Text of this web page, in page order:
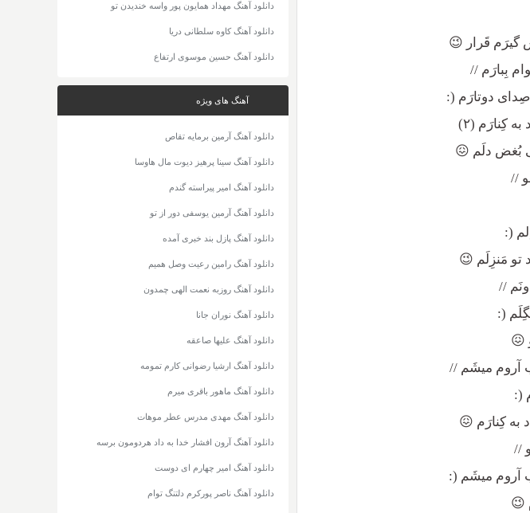
گیرَم قَرار 😉
بِبارَم //
دوتارَم (:
کِنارَم (۲)
بُغض دلَم 😖
//
(:
تو مَنزِلَم 😉
//
(:
😖
آروم میشَم //
(:
به کِنارَم 😖
//
آروم میشَم (:
😉
دانلود آهنگ مهداد همایون پور واسه خندیدن تو
دانلود آهنگ کاوه سلطانی دریا
دانلود آهنگ حسین موسوی ارتفاع
آهنگ های ویژه
دانلود آهنگ آرمین برمایه تقاص
دانلود آهنگ سینا پرهیز دیوت مال هاوسا
دانلود آهنگ امیر پیراسته گندم
دانلود آهنگ آرمین یوسفی دور از تو
دانلود آهنگ پازل بند خبری آمده
دانلود آهنگ رامین رعیت وصل همیم
دانلود آهنگ روزبه نعمت الهی چمدون
دانلود آهنگ نوران جانا
دانلود آهنگ علیها صاعقه
دانلود آهنگ ارشیا رضوانی کارم تمومه
دانلود آهنگ ماهور باقری میرم
دانلود آهنگ مهدی مدرس عطر موهات
دانلود آهنگ آرون افشار خدا به داد هردومون برسه
دانلود آهنگ امیر چهارم ای دوست
دانلود آهنگ ناصر پورکرم دلتنگ توام